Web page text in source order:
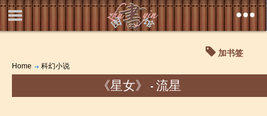
加书签
Home 科幻小说
《星女》 - 流星